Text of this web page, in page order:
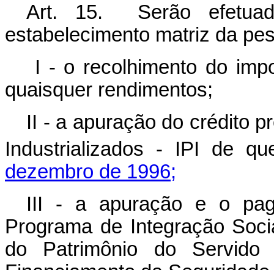
Art. 15. Serão
estabelecimento matriz da
I - o recolhimento do
quaisquer rendimentos;
II - a apuração do crédito
Industrializados - IPI de
dezembro de 1996;
III - a apuração e o
Programa de Integração
do Patrimônio do